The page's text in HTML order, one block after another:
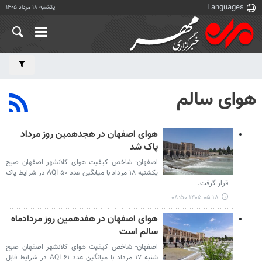
یکشنبه ۱۸ مرداد ۱۴۰۵
هوای سالم
هوای اصفهان در هجدهمین روز مرداد
پاک شد
اصفهان- شاخص کیفیت هوای کلانشهر اصفهان صبح
یکشنبه ۱۸ مرداد با میانگین عدد ۵۰ AQI در شرایط پاک
قرار گرفت.
۱۴۰۵-۰۵-۱۸ ۰۸:۵۰
هوای اصفهان در هفدهمین روز مردادماه
سالم است
اصفهان- شاخص کیفیت هوای کلانشهر اصفهان صبح
شنبه ۱۷ مرداد با میانگین عدد ۶۱ AQI در شرایط قابل